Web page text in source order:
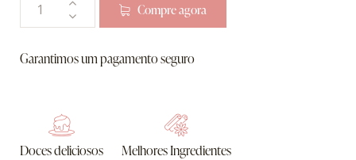
Compre agora
Garantimos um pagamento seguro
Doces deliciosos Melhores Ingredientes